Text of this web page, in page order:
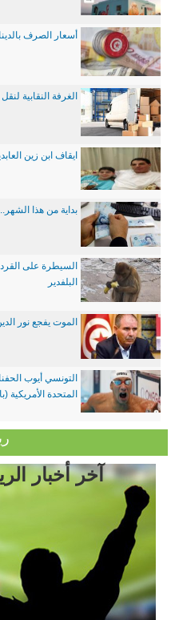
أسعار الصرف
الغرفة النقابية
ايقاف ابن زين
بداية من هذا
السيطرة على
البلفدير
الموت يفجع نور
التونسي أيوب
المتحدة الأمريكية
آخر أخبار